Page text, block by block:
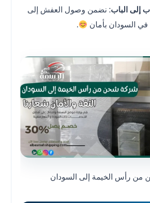
إلى الباب: نضمن وصول العفش إلى
في السودان بأمان
.
رأس الخيمة إلى السودان